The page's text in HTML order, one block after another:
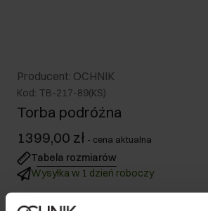
Producent: OCHNIK
Kod: TB-217-89(KS)
Torba podróżna
1399,00 zł - cena aktualna
Tabela rozmiarów
Wysyłka w 1 dzień roboczy
Opis produktu